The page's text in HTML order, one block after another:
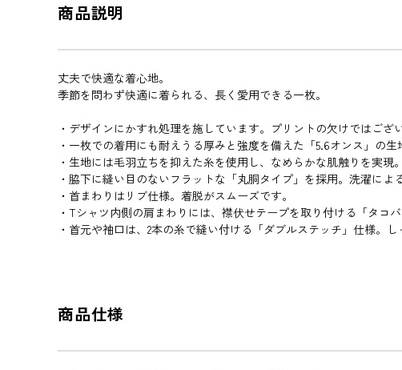
商品説明
丈夫で快適な着心地。
季節を問わず快適に着られる、長く愛用できる一枚。
・デザインにかすれ処理を施しています。プリントの欠けではござ
・一枚での着用にも耐えうる厚みと強度を備えた「5.6オンス」の
・生地には毛羽立ちを抑えた糸を使用し、なめらかな肌触りを実現。
・脇下に縫い目のないフラットな「丸胴タイプ」を採用。洗濯によ
・首まわりはリブ仕様。着脱がスムーズです。
・Tシャツ内側の肩まわりには、襟伏せテープを取り付ける「タ
・首元や袖口は、2本の糸で縫い付ける「ダブルステッチ」仕様。
商品仕様